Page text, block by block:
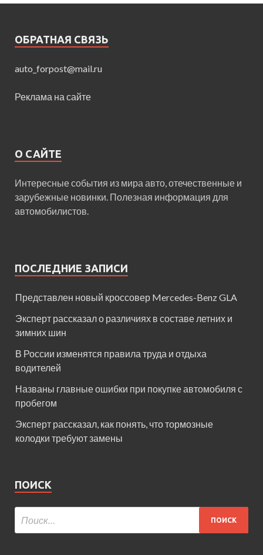
ОБРАТНАЯ СВЯЗЬ
auto_forpost@mail.ru
Реклама на сайте
О САЙТЕ
Интересные события из мира авто, отечественные и
зарубежные новинки. Полезная информация для
автомобилистов.
ПОСЛЕДНИЕ ЗАПИСИ
Представлен новый кроссовер Mercedes-Benz GLA
Эксперт рассказал о различиях в составе летних и
зимних шин
В России изменятся правила труда и отдыха
водителей
Названы главные ошибки при покупке автомобиля с
пробегом
Эксперт рассказал, как понять, что тормозные
колодки требуют замены
ПОИСК